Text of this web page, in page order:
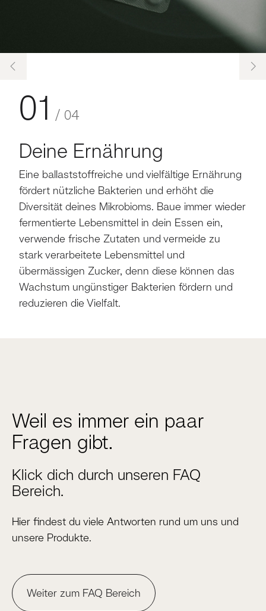
01 / 04
Deine Ernährung
Eine ballaststoffreiche und vielfältige Ernährung
fördert nützliche Bakterien und erhöht die
Diversität deines Mikrobioms. Baue immer wieder
fermentierte Lebensmittel in dein Essen ein,
verwende frische Zutaten und vermeide zu
stark verarbeitete Lebensmittel und
übermässigen Zucker, denn diese können das
Wachstum ungünstiger Bakterien fördern und
reduzieren die Vielfalt.
Weil es immer ein paar
Fragen gibt.
Klick dich durch unseren FAQ
Bereich.
Hier findest du viele Antworten rund um uns und
unsere Produkte.
Weiter zum FAQ Bereich